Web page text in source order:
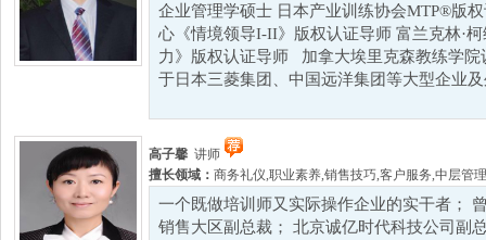
企业管理学硕士 日本产业训练协会MTP®版
心《情境领导I-II》版权认证导师 富兰克林·
力》版权认证导师 加拿大埃里克森教练学
于日本三菱集团、中国远洋集团等大型企业
高子馨 讲师
擅长领域： 商务礼仪,职业素养,销售技巧,客户服务,中层管理
一个既做培训师又实际操作企业的实干者；
销售大区副总裁； 北京诚亿时代科技公司副